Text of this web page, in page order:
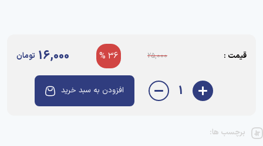
قیمت : 25,000
36 %
16,000 تومان
1 افزودن به سبد خرید
برچسب ها: